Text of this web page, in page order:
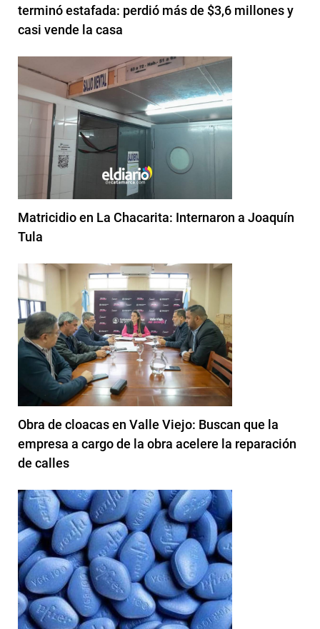
terminó estafada: perdió más de $3,6 millones y
casi vende la casa
Matricidio en La Chacarita: Internaron a Joaquín
Tula
Obra de cloacas en Valle Viejo: Buscan que la
empresa a cargo de la obra acelere la reparación
de calles